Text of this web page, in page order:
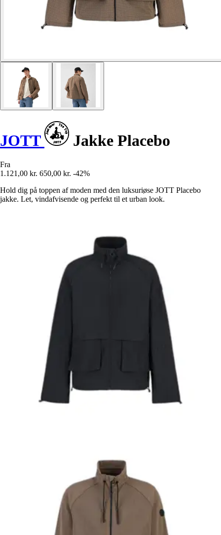
JOTT Jakke Placebo
Fra
1.121,00 kr. 650,00 kr. -42%
Hold dig på toppen af moden med den luksuriøse JOTT Placebo
jakke. Let, vindafvisende og perfekt til et urban look.